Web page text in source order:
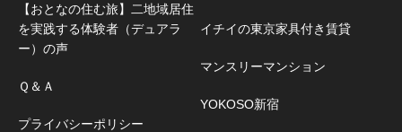
【おとなの住む旅】二地域居住
を実践する体験者（デュアラ
ー）の声
Ｑ＆Ａ
プライバシーポリシー
イチイの東京家具付き賃貸
マンスリーマンション
YOKOSO新宿